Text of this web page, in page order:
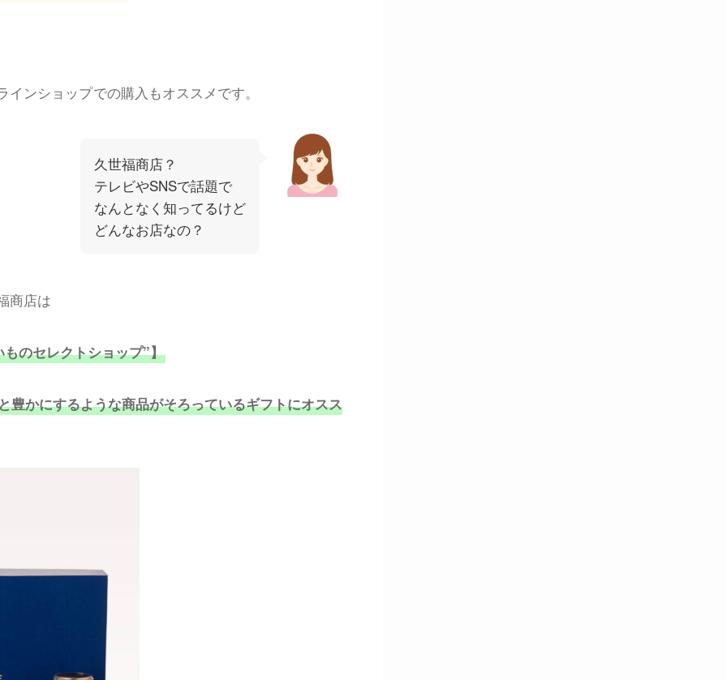
インショップでの購入もオススメです。
久世福商店？
テレビやSNSで話題で
なんとなく知ってるけど
どんなお店なの？
商店は
のセレクトショップ”】
豊かにするような商品がそろっているギフトにオスス